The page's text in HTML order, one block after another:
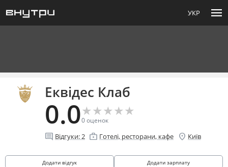
УКР menu
Еквідес Клаб
0.0★
★★
★★
★★
★★
★
0оценок
comment Відгуки:2 enterprise Готелі, ресторани, кафе location_on Київ
Додати відгук Додати зарплату